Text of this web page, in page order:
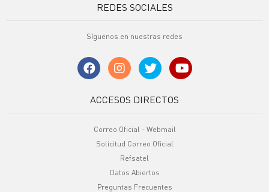
REDES SOCIALES
Síguenos en nuestras redes
ACCESOS DIRECTOS
Correo Oficial - Webmail
Solicitud Correo Oficial
Refsatel
Datos Abiertos
Preguntas Frecuentes